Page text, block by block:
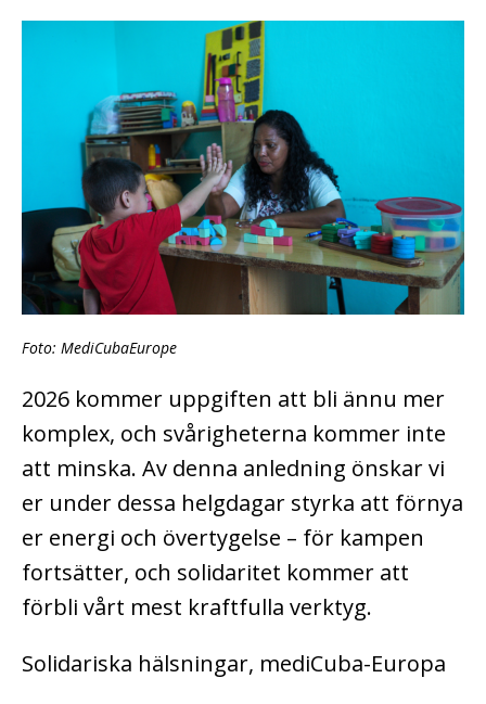
Foto: MediCubaEurope
2026 kommer uppgiften att bli ännu mer
komplex, och svårigheterna kommer inte
att minska. Av denna anledning önskar vi
er under dessa helgdagar styrka att förnya
er energi och övertygelse – för kampen
fortsätter, och solidaritet kommer att
förbli vårt mest kraftfulla verktyg.
Solidariska hälsningar, mediCuba-Europa